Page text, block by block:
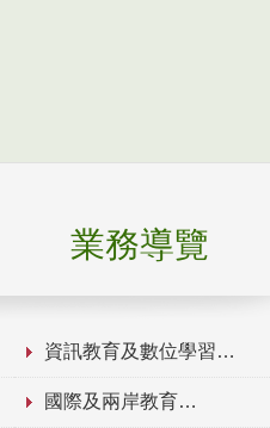
業務導覽
資訊教育及數位學習
國際及兩岸教育